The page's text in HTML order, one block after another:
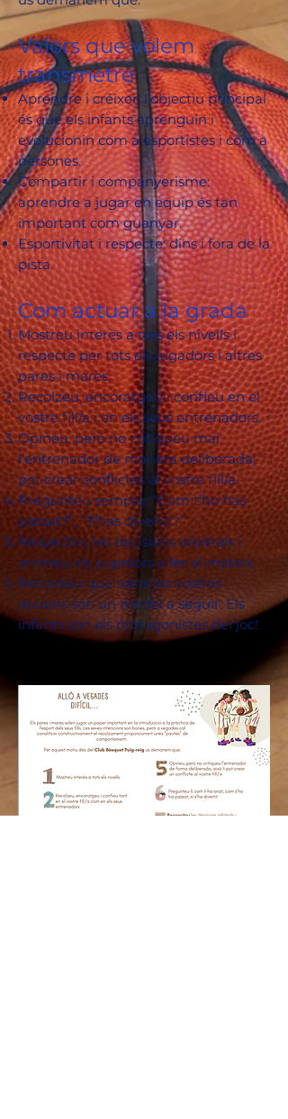
Valors que volem
transmetre
Aprendre i créixer: l’objectiu principal
és que els infants aprenguin i
evolucionin com a esportistes i com a
persones.
Compartir i companyerisme:
aprendre a jugar en equip és tan
important com guanyar.
Esportivitat i respecte: dins i fora de la
pista.
Com actuar a la grada
Mostreu interès a tots els nivells i
respecte per tots els jugadors i altres
pares i mares.
Recolzeu, encoratgeu i confieu en el
vostre fill/a i en els seus entrenadors.
Opineu, però no critiqueu mai
l’entrenador de manera deliberada;
pot crear conflictes al vostre fill/a.
Pregunteu sempre: “Com t’ho has
passat?”, “T'has divertit?”
Respecteu les decisions arbitrals i
animeu els jugadors a fer el mateix.
Recordeu que totes les vostres
accions són un model a seguir. Els
infants son els protagonistes del joc!